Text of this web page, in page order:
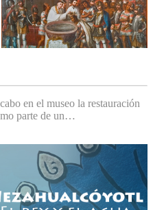
en el museo la restauración
parte de un…